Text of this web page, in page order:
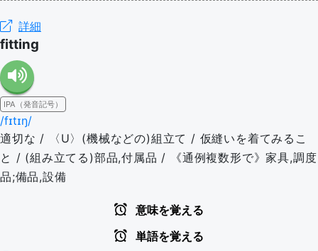
詳細
fitting
IPA（発音記号）
/fɪtɪŋ/
適切な / 〈U〉(機械などの)組立て / 仮縫いを着てみるこ
と / (組み立てる)部品,付属品 / 《通例複数形で》家具,調度
品;備品,設備
意味を覚える
単語を覚える